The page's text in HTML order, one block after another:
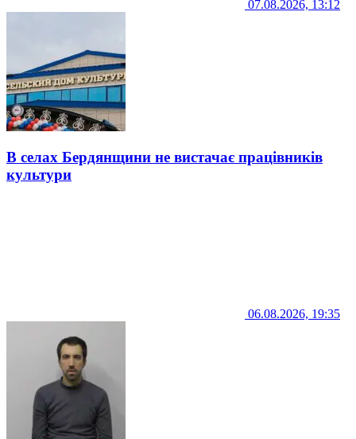
07.08.2026, 13:12
В селах Бердянщини не вистачає працівників
культури
06.08.2026, 19:35